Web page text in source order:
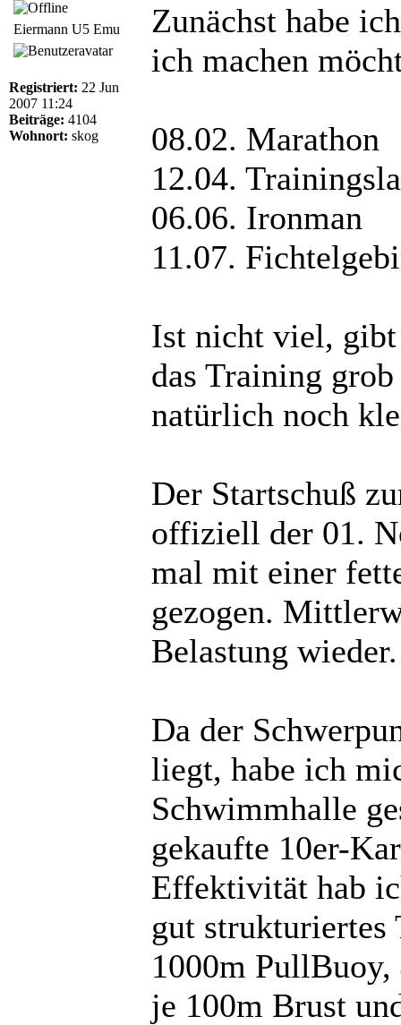
Eiermann U5 Emu
Registriert: 22 Jun
2007 11:24
Beiträge: 4104
Wohnort: skog
Zunächst habe
ich machen
08.02. Marathon
12.04.
06.06. Ironman
11.07.
Ist nicht viel, gibt
das Training
natürlich noch
Der Startschuß
offiziell der 01.
mal mit einer
gezogen.
Belastung wieder.
Da der
liegt, habe ich
Schwimmhalle
gekaufte 10er-
Effektivität hab
gut strukturiertes
1000m
je 100m Brust